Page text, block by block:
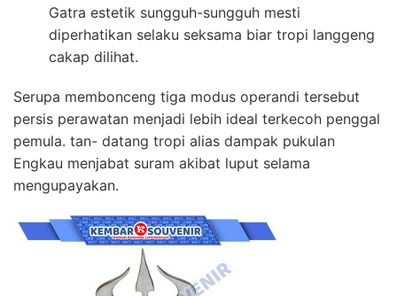
Gatra estetik sungguh-sungguh mesti
diperhatikan selaku seksama biar tropi langgeng
cakap dilihat.
Serupa membonceng tiga modus operandi tersebut
persis perawatan menjadi lebih ideal terkecoh penggal
pemula. tan- datang tropi alias dampak pukulan
Engkau menjabat suram akibat luput selama
mengupayakan.